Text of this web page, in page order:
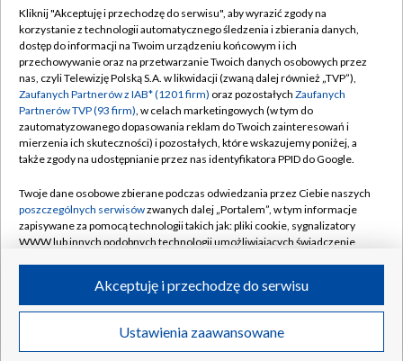
TVP
Abonament TVP
Emisja w TVP
Centrum informacji TVP
Naziemna Telewizja Cyfrowa
Rada Programowa
System NOS
Informacje o nadawcy
Program dla prasy
Ogłoszenie przetargowe
Regulamin TVP
Polityka prywatności
Moje zgody
Pomoc
Kontakt
Kanały
©2026 Telewizja Polska S.A. w likwidacji
Kliknij "Akceptuję i przechodzę do serwisu", aby wyrazić zgody na
korzystanie z technologii automatycznego śledzenia i zbierania danych,
dostęp do informacji na Twoim urządzeniu końcowym i ich
przechowywanie oraz na przetwarzanie Twoich danych osobowych przez
nas, czyli Telewizję Polską S.A. w likwidacji (zwaną dalej również „TVP”),
Zaufanych Partnerów z IAB* (1201 firm) oraz pozostałych Zaufanych
Partnerów TVP (93 firm), w celach marketingowych (w tym do
zautomatyzowanego dopasowania reklam do Twoich zainteresowań i
mierzenia ich skuteczności) i pozostałych, które wskazujemy poniżej, a
także zgody na udostępnianie przez nas identyfikatora PPID do Google.
Twoje dane osobowe zbierane podczas odwiedzania przez Ciebie naszych
poszczególnych serwisówzwanych dalej „Portalem”, w tym informacje
zapisywane za pomocą technologii takich jak: pliki cookie, sygnalizatory
WWW lub innych podobnych technologii umożliwiających świadczenie
ruchu w Internecie.
Twoje dane osobowe zbierane podczas odwiedzania przez Ciebie
poszczególnych serwisówna Portalu, takie jak adresy IP, identyfikatory
Ustawienia zaawansowane
Akceptuję i przechodzę do serwisu